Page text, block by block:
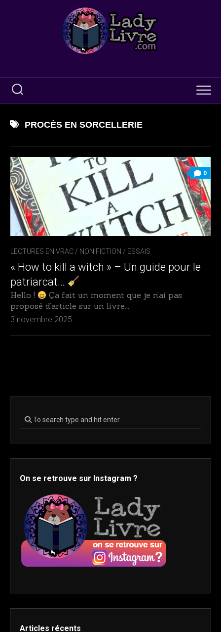
PROCÈS EN SORCELLERIE
0
LECTURES EN VRAC / NON FICTION / ESSAIS
« How to kill a witch » – Un guide pour le
patriarcat…
Hello !
Ça fait un moment que je n’ai pas
proposé d’article sur un livre...
3 novembre 2025
On se retrouve sur Instagram ?
Articles récents